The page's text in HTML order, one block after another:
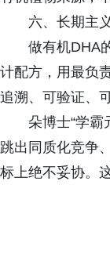
六、长期主
做有机DHA
计配方，用最负
追溯、可验证、
朵博士“学
跳出同质化竞争
标上绝不妥协。